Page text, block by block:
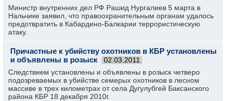
Министр внутренних дел РФ Рашид Нургалиев 5 марта в
Нальчике заявил, что правоохранительным органам удалось
предотвратить в Кабардино-Балкарии террористическую
атаку.
Причастные к убийству охотников в КБР установлены
и объявлены в розыск
02.03.2011
Следствием установлены и объявлены в розыск четверо
подозреваемых в убийстве семерых охотников в лесном
массиве в трех километрах от села Дугулубгей Баксанского
района КБР 18 декабря 2010г.